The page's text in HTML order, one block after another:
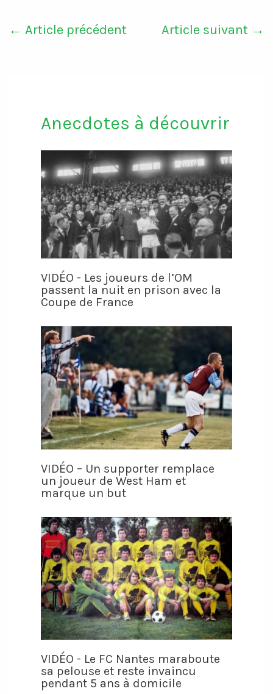
← Article précédent Article suivant →
Anecdotes à découvrir
VIDÉO - Les joueurs de l’OM
passent la nuit en prison avec la
Coupe de France
VIDÉO – Un supporter remplace
un joueur de West Ham et
marque un but
VIDÉO - Le FC Nantes maraboute
sa pelouse et reste invaincu
pendant 5 ans à domicile